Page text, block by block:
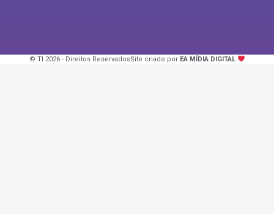
© TI 2026 - Direitos ReservadosSite criado por EA MÍDIA DIGITAL